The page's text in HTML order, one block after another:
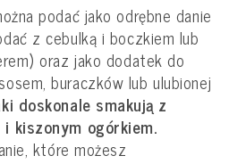
podać jako odrębne danie
z cebulką i boczkiem lub
oraz jako dodatek do
buraczków lub ulubionej
doskonale smakują z
kiszonym ogórkiem.
które możesz